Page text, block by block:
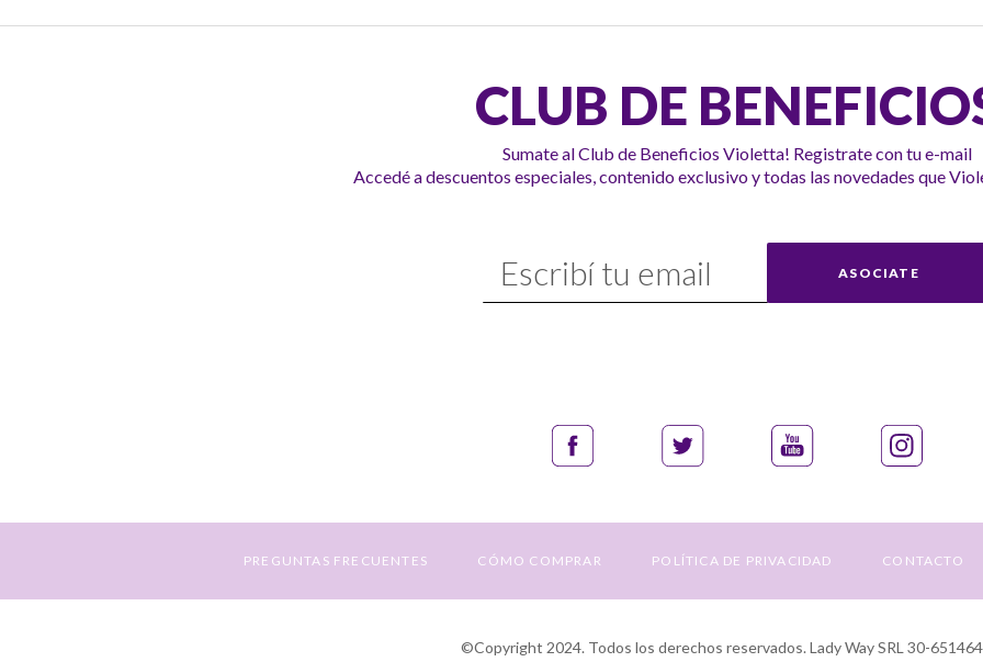
CLUB DE
Sumate al Club de Beneficios Violetta! Registrate con tu e-mail
Accedé a descuentos especiales, contenido exclusivo y todas las novedades que
ASOCIATE
PREGUNTAS FRECUENTES CÓMO COMPRAR POLÍTICA DE PRIVACIDAD CONTACTO
©Copyright 2024. Todos los derechos reservados. Lady Way SRL 30-